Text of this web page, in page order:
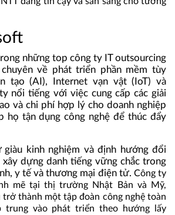
những top công ty IT outsourcing
về phát triển phần mềm tùy
tạo (AI), Internet vạn vật (IoT) và
nổi tiếng với việc cung cấp các giải
và chi phí hợp lý cho doanh nghiệp
họ tận dụng công nghệ để thúc đẩy
kinh nghiệm và định hướng đổi
dựng danh tiếng vững chắc trong
y tế và thương mại điện tử. Công ty
mẽ tại thị trường Nhật Bản và Mỹ,
thành một tập đoàn công nghệ toàn
trung vào phát triển theo hướng lấy